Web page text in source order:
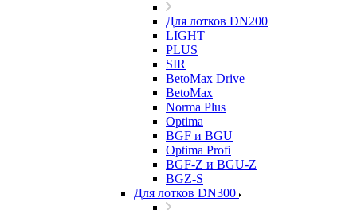
Для лотков DN200
LIGHT
PLUS
SIR
BetoMax Drive
BetoMax
Norma Plus
Optima
BGF и BGU
Optima Profi
BGF-Z и BGU-Z
BGZ-S
Для лотков DN300